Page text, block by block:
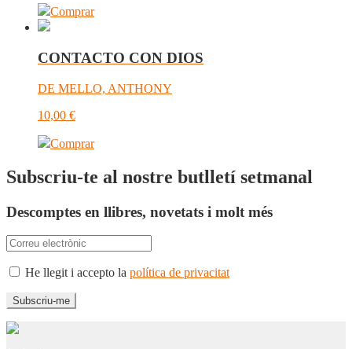
Comprar
CONTACTO CON DIOS
DE MELLO, ANTHONY
10,00 €
Comprar
Subscriu-te al nostre butlletí setmanal
Descomptes en llibres, novetats i molt més
He llegit i accepto la política de privacitat